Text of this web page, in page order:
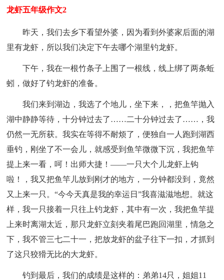
龙虾五年级作文2
昨天，我们去乡下看望外婆，因为看到外婆家后面的湖
里有龙虾，所以我们决定下午去哪个湖里钓龙虾。
下午，我在一根竹条子上围了一根线，线上绑了两条蚯
蚓，做好了钓龙虾的准备。
我们来到湖边，我选了个地儿，坐下来，，把鱼竿抛入
湖中静静等待，十分钟过去了……二十分钟过去了……，我
仍然一无所获。我实在等得不耐烦了，便独自一人跑到湖西
垂钓，刚坐了不一会儿，就感受到鱼竿微微下沉，我把鱼竿
提上来一看，呵！出师大捷！——一只大个儿龙虾上钩
啦！，我又把鱼竿儿放到刚才的地方，一分钟都没到，竟然
又上来一只。“今今天真是我的幸运日”我喜滋滋地想。就这
样，我一只接着一只往上钓龙虾，其中有一次，我把鱼竿提
上来时离湖太近，那只龙虾立刻夹着尾巴跑回湖里，情急之
下，我不管三七二十一，把放龙虾的盆子往下一扣，才抓到
了这只狡猾无比的大龙虾。
钓到最后，我们的成绩是这样的：弟弟14只，姐姐11